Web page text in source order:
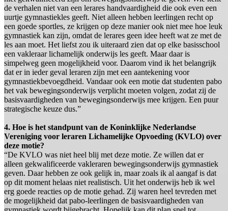
de verhalen niet van een lerares handvaardigheid die ook even een
uurtje gymnastiekles geeft. Niet alleen hebben leerlingen recht op
een goede sportles, ze krijgen op deze manier ook niet mee hoe leuk
gymnastiek kan zijn, omdat de lerares geen idee heeft wat ze met de
les aan moet. Het liefst zou ik uiteraard zien dat op elke basisschool
een vakleraar lichamelijk onderwijs les geeft. Maar daar is
simpelweg geen mogelijkheid voor. Daarom vind ik het belangrijk
dat er in ieder geval leraren zijn met een aantekening voor
gymnastiekbevoegdheid. Vandaar ook een motie dat studenten pabo
het vak bewegingsonderwijs verplicht moeten volgen, zodat zij de
basisvaardigheden van bewegingsonderwijs mee krijgen. Een puur
strategische keuze dus.”
4. Hoe is het standpunt van de Koninklijke Nederlandse
Vereniging voor leraren Lichamelijke Opvoeding (KVLO) over
deze motie?
“De KVLO was niet heel blij met deze motie. Ze willen dat er
alleen gekwalificeerde vakleraren bewegingsonderwijs gymnastiek
geven. Daar hebben ze ook gelijk in, maar zoals ik al aangaf is dat
op dit moment helaas niet realistisch. Uit het onderwijs heb ik wel
erg goede reacties op de motie gehad. Zij waren heel tevreden met
de mogelijkheid dat pabo-leerlingen de basisvaardigheden van